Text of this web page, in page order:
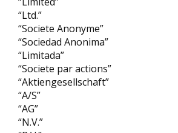
“Ltd.”
“Societe Anonyme”
“Sociedad Anonima”
“Limitada”
“Societe par actions”
“Aktiengesellschaft”
“A/S”
“AG”
“N.V.”